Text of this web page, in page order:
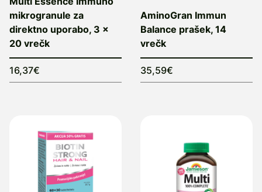
mikrogranule za
direktno uporabo, 3 x
20 vrečk
16,37€
AminoGran Immun
Balance prašek, 14
vrečk
35,59€